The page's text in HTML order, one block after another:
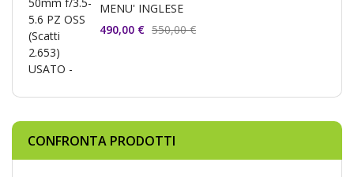
MENU' INGLESE
490,00 € 550,00 €
CONFRONTA PRODOTTI